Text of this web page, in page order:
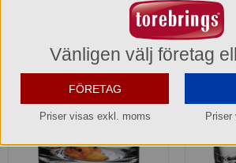
dig om, och kommer att vara ett tidlöst tillskott till
Vänligen välj företag
FÖRETAG
Priser visas exkl. moms